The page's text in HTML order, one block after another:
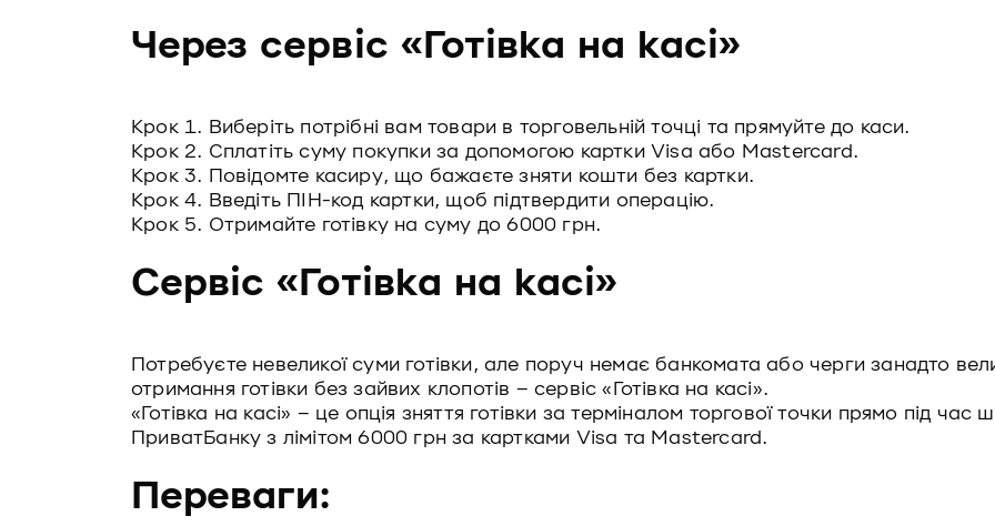
Через сервіс «Готівка на касі»
Крок 1. Виберіть потрібні вам товари в торговельній точці та прямуйте до каси.
Крок 2. Сплатіть суму покупки за допомогою картки Visa або Mastercard.
Крок 3. Повідомте касиру, що бажаєте зняти кошти без картки.
Крок 4. Введіть ПІН-код картки, щоб підтвердити операцію.
Крок 5. Отримайте готівку на суму до 6000 грн.
Сервіс «Готівка на касі»
Потребуєте невеликої суми готівки, але поруч немає банкомата або черги занадто
отримання готівки без зайвих клопотів – сервіс «Готівка на касі».
«Готівка на касі» – це опція зняття готівки за терміналом торгової точки прямо під час
ПриватБанку з лімітом 6000 грн за картками Visa та Mastercard.
Переваги: